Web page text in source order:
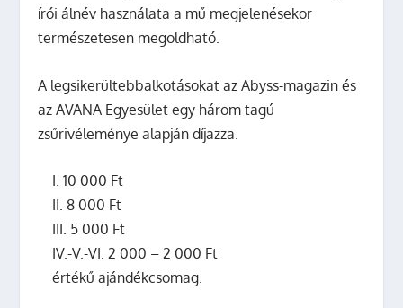
írói álnév használata a mű megjelenésekor
természetesen megoldható.
A legsikerültebbalkotásokat az Abyss-magazin és
az AVANA Egyesület egy három tagú
zsűrivéleménye alapján díjazza.
I.10 000 Ft
II.8 000 Ft
III. 5 000 Ft
IV.-V.-VI. 2 000 –2 000 Ft
értékű ajándékcsomag.